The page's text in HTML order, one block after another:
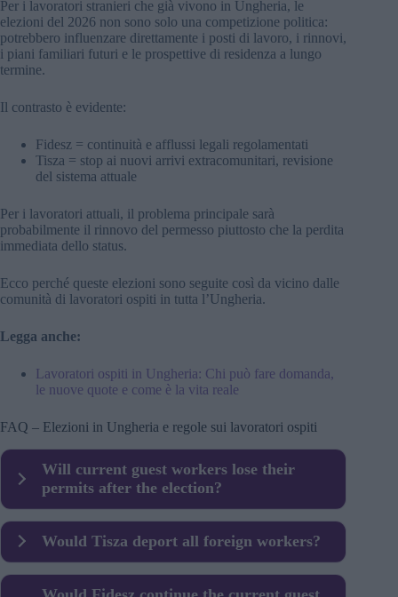
Per i lavoratori stranieri che già vivono in Ungheria, le
elezioni del 2026 non sono solo una competizione politica:
potrebbero influenzare direttamente i posti di lavoro, i rinnovi,
i piani familiari futuri e le prospettive di residenza a lungo
termine.
Il contrasto è evidente:
Fidesz = continuità e afflussi legali regolamentati
Tisza = stop ai nuovi arrivi extracomunitari, revisione
del sistema attuale
Per i lavoratori attuali, il problema principale sarà
probabilmente il rinnovo del permesso piuttosto che la perdita
immediata dello status.
Ecco perché queste elezioni sono seguite così da vicino dalle
comunità di lavoratori ospiti in tutta l’Ungheria.
Legga anche:
Lavoratori ospiti in Ungheria: Chi può fare domanda,
le nuove quote e come è la vita reale
FAQ – Elezioni in Ungheria e regole sui lavoratori ospiti
Will current guest workers lose their
permits after the election?
Not automatically. Existing legal permits would likely
remain valid until expiry, unless the law changes.
Would Tisza deport all foreign workers?
There is no clear public promise of mass removal. The